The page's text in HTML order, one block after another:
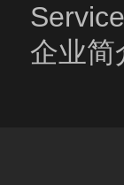
企业简